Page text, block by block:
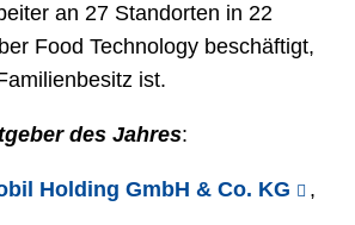
an 27 Standorten in 22
Food Technology beschäftigt,
ist.
des Jahres:
Holding GmbH & Co. KG
,